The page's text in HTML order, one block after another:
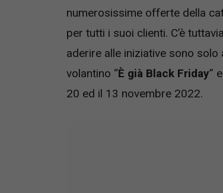
numerosissime offerte della
per tutti i suoi clienti. C’è
aderire alle iniziative sono
volantino “È già Black Friday”
20 ed il 13 novembre 2022.